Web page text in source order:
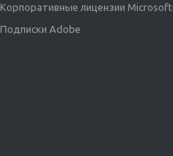
Корпоративные лицензии Microsoft
Подписки Adobe